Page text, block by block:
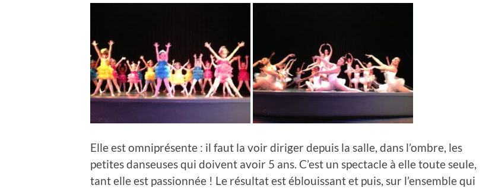
Elle est omniprésente : il faut la voir diriger depuis la salle, dans l’ombre, les
petites danseuses qui doivent avoir 5 ans. C’est un spectacle à elle toute seule,
tant elle est passionnée ! Le résultat est éblouissant et puis, sur l’ensemble qui